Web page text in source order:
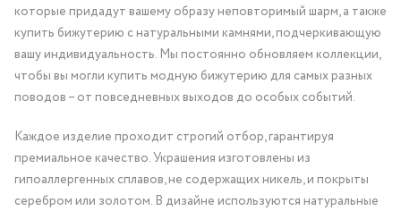
которые придадут вашему образу неповторимый шарм, а также
купить бижутерию с натуральными камнями, подчеркивающую
вашу индивидуальность. Мы постоянно обновляем коллекции,
чтобы вы могли купить модную бижутерию для самых разных
поводов – от повседневных выходов до особых событий.
Каждое изделие проходит строгий отбор, гарантируя
премиальное качество. Украшения изготовлены из
гипоаллергенных сплавов, не содержащих никель, и покрыты
серебром или золотом. В дизайне используются натуральные